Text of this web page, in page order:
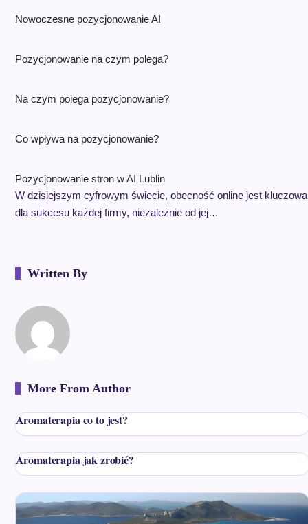
Nowoczesne pozycjonowanie AI
Pozycjonowanie na czym polega?
Na czym polega pozycjonowanie?
Co wpływa na pozycjonowanie?
Pozycjonowanie stron w AI Lublin
W dzisiejszym cyfrowym świecie, obecność online jest kluczowa
dla sukcesu każdej firmy, niezależnie od jej…
Written By
More From Author
Aromaterapia co to jest?
Aromaterapia jak zrobić?